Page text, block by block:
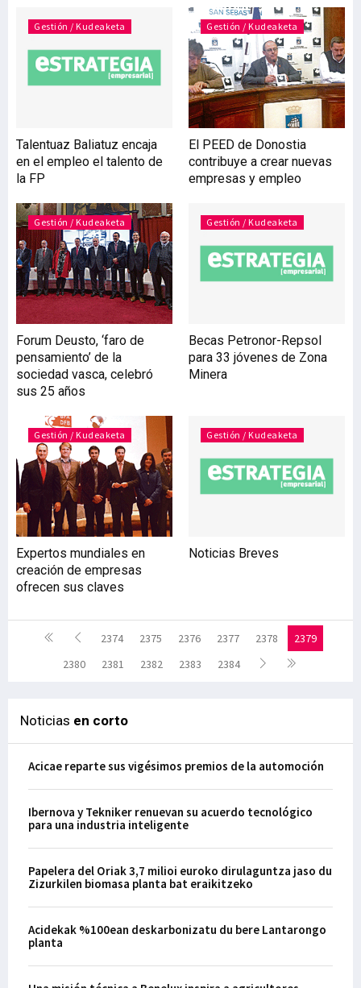
récord gracias al título de
Capital Verde Europea. A
estos números se unen las
cifras que viene publicando
el Eustat desde primavera,
que muestran un
crecimiento generalizado
en la actividad de los
hoteles vitorianos. Los
últimos datos, r
Gestión / Kudeaketa
Talentuaz Baliatuz encaja
en el empleo el talento de
la FP
Gestión / Kudeaketa
El PEED de Donostia
contribuye a crear nuevas
empresas y empleo
Gestión / Kudeaketa
Forum Deusto, ‘faro de
pensamiento’ de la
sociedad vasca, celebró
sus 25 años
Gestión / Kudeaketa
Becas Petronor-Repsol
para 33 jóvenes de Zona
Minera
Gestión / Kudeaketa
Expertos mundiales en
creación de empresas
ofrecen sus claves
Gestión / Kudeaketa
Noticias Breves
2374 2375 2376 2377 2378
2379
2380
2381 2382 2383 2384
Noticias en corto
Acicae reparte sus vigésimos premios de la automoción
Ibernova y Tekniker renuevan su acuerdo tecnológico
para una industria inteligente
Papelera del Oriak 3,7 milioi euroko dirulaguntza jaso du
Zizurkilen biomasa planta bat eraikitzeko
Acidekak %100ean deskarbonizatu du bere Lantarongo
planta